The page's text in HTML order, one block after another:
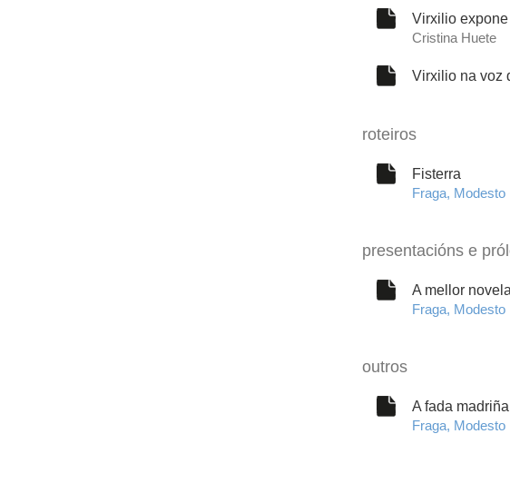
Virxilio
Cristina Huete
Virxilio na voz
roteiros
Fisterra
Fraga, Modesto
presentacións e
A mellor
Fraga, Modesto
outros
A fada madriña
Fraga, Modesto